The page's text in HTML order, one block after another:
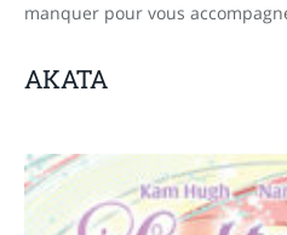
manquer pour vous
AKATA